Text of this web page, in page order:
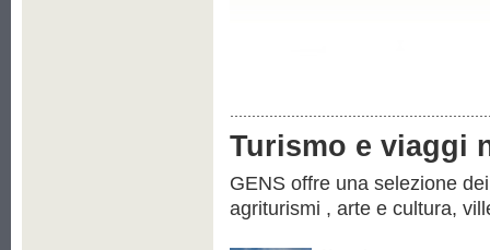
Turismo e viaggi
GENS offre una selezione
agriturismi , arte e cultura,